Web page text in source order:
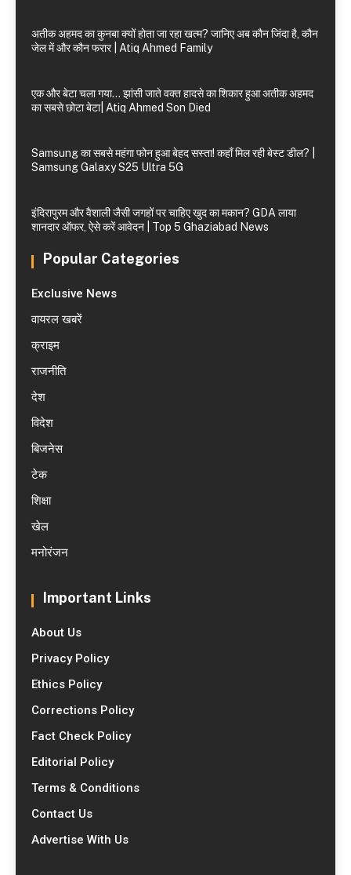
अतीक अहमद का कुनबा क्यों होता जा रहा खत्म? जानिए अब कौन जिंदा है, कौन
जेल में और कौन फरार | Atiq Ahmed Family
एक और बेटा चला गया… झांसी जाते वक्त हादसे का शिकार हुआ अतीक अहमद
का सबसे छोटा बेटा| Atiq Ahmed Son Died
Samsung का सबसे महंगा फोन हुआ बेहद सस्ता! कहाँ मिल रही बेस्ट डील? |
Samsung Galaxy S25 Ultra 5G
इंदिरापुरम और वैशाली जैसी जगहों पर चाहिए खुद का मकान? GDA लाया
शानदार ऑफर, ऐसे करें आवेदन | Top 5 Ghaziabad News
Popular Categories
Exclusive News
वायरल खबरें
क्राइम
राजनीति
देश
विदेश
बिजनेस
टेक
शिक्षा
खेल
मनोरंजन
Important Links
About Us
Privacy Policy
Ethics Policy
Corrections Policy
Fact Check Policy
Editorial Policy
Terms & Conditions
Contact Us
Advertise With Us